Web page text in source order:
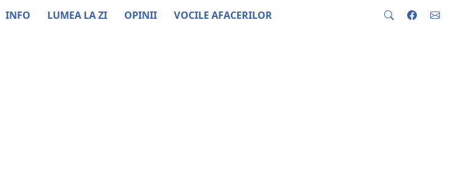
INFO LUMEA LA ZI OPINII VOCILE AFACERILOR